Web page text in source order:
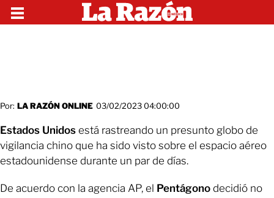
Por: LA RAZÓN ONLINE 03/02/2023 04:00:00
Estados Unidos está rastreando un presunto globo de
vigilancia chino que ha sido visto sobre el espacio aéreo
estadounidense durante un par de días.
De acuerdo con la agencia AP, el Pentágono decidió no